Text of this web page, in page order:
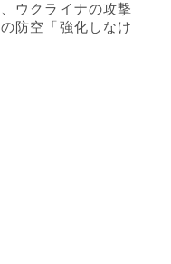
ウクライナの攻撃
防空「強化しなけ